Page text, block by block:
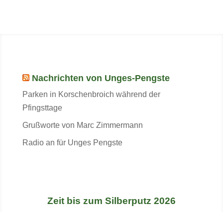
Nachrichten von Unges-Pengste
Parken in Korschenbroich während der
Pfingsttage
Grußworte von Marc Zimmermann
Radio an für Unges Pengste
Zeit bis zum Silberputz 2026